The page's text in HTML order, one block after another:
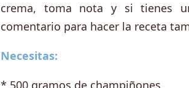
crema, toma nota y si tienes
comentario para hacer la receta
Necesitas:
* 500 gramos de champiñones